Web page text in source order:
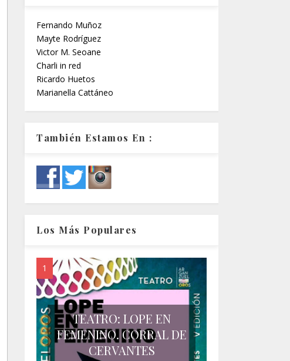
Fernando Muñoz
Mayte Rodríguez
Victor M. Seoane
Charli in red
Ricardo Huetos
Marianella Cattáneo
También Estamos En :
Los Más Populares
TEATRO: LOPE EN
FEMENINO. CORRAL DE
CERVANTES